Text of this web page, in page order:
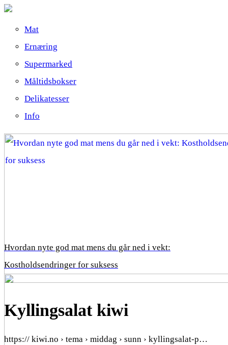
Mat
Ernæring
Supermarked
Måltidsbokser
Delikatesser
Info
Hvordan nyte god mat mens du går ned i vekt:
Kostholdsendringer for suksess
Kyllingsalat kiwi
https:// kiwi.no › tema › middag › sunn › kyllingsalat-p…